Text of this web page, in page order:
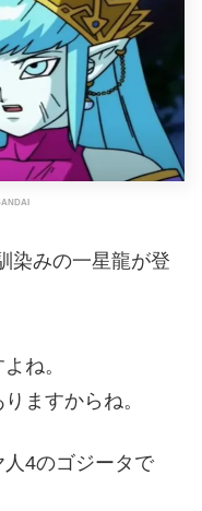
染みの一星龍が登
ね。
ますからね。
4のゴジータで